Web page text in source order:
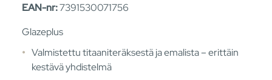
EAN-nr:7391530071756
Glazeplus
Valmistettu titaaniteräksestä ja emalista – erittäin
kestävä yhdistelmä